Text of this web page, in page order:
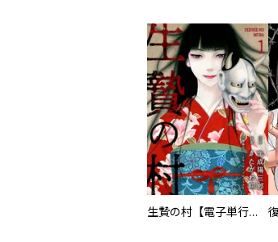
生贄の村【電子単行本版】